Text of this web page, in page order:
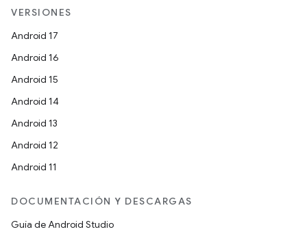
VERSIONES
Android 17
Android 16
Android 15
Android 14
Android 13
Android 12
Android 11
DOCUMENTACIÓN Y DESCARGAS
Guía de Android Studio